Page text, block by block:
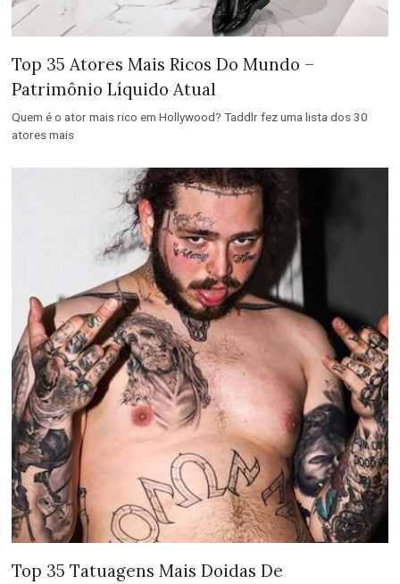
Top 35 Atores Mais Ricos Do Mundo –
Patrimônio Líquido Atual
Quem é o ator mais rico em Hollywood? Taddlr fez uma lista dos 30
atores mais
Top 35 Tatuagens Mais Doidas De